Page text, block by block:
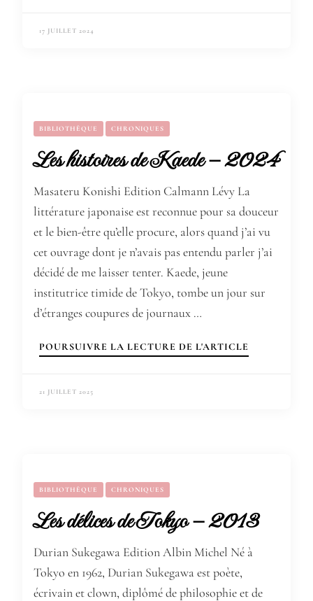
17 JUILLET 2024
BIBLIOTHÈQUE CHRONIQUES
Les histoires de Kaede – 2024
Masateru Konishi Edition Calmann Lévy La
littérature japonaise est reconnue pour sa douceur
et le bien-être qu’elle procure, alors quand j’ai vu
cet ouvrage dont je n’avais pas entendu parler j’ai
décidé de me laisser tenter. Kaede, jeune
institutrice timide de Tokyo, tombe un jour sur
d’étranges coupures de journaux …
POURSUIVRE LA LECTURE DE L'ARTICLE
21 JUILLET 2025
BIBLIOTHÈQUE CHRONIQUES
Les délices de Tokyo – 2013
Durian Sukegawa Edition Albin Michel Né à
Tokyo en 1962, Durian Sukegawa est poète,
écrivain et clown, diplômé de philosophie et de